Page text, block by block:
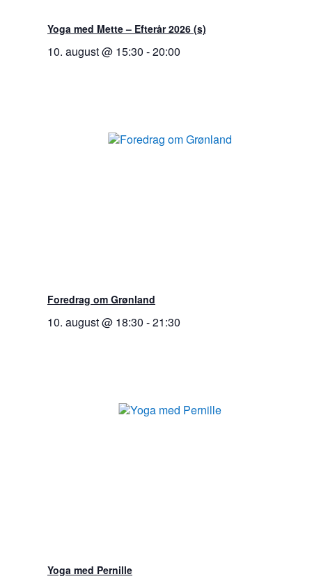
Yoga med Mette – Efterår 2026 (s)
10. august @ 15:30 -20:00
Foredrag om Grønland
10. august @ 18:30 -21:30
Yoga med Pernille